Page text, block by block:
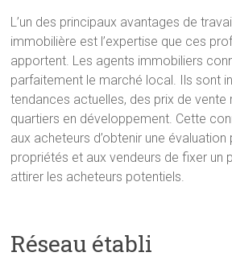
L’un des principaux avantages de
immobilière est l’expertise que ces
apportent. Les agents immobiliers
parfaitement le marché local. Ils sont
tendances actuelles, des prix de vente
quartiers en développement. Cette
aux acheteurs d’obtenir une
propriétés et aux vendeurs de fixer un
attirer les acheteurs potentiels.
Réseau établi